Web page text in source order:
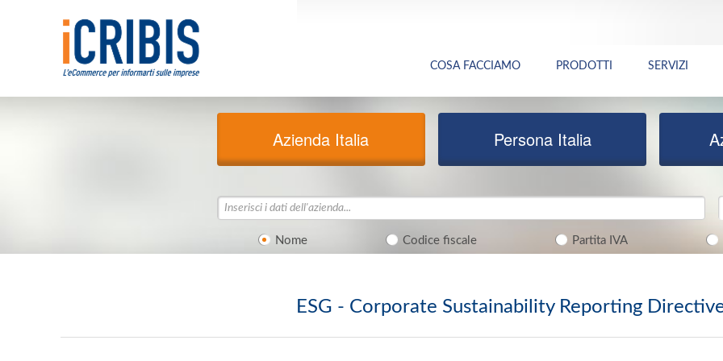
COSA FACCIAMO PRODOTTI SERVIZI
Azienda Italia Persona Italia
Nome Codice fiscale Partita IVA
ESG - Corporate Sustainability Reporting Directive